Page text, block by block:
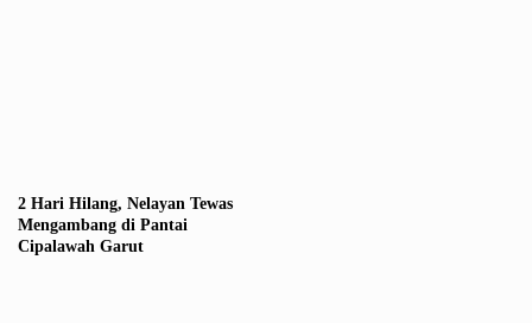
2 Hari Hilang, Nelayan Tewas
Mengambang di Pantai
Cipalawah Garut